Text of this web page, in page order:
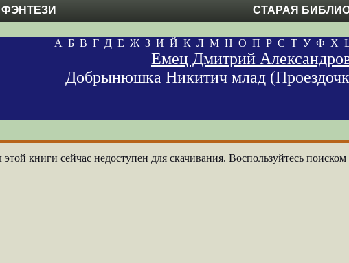
СТАРАЯ
А Б В Г Д Е Ж З И Й К Л М Н О П Р С Т У Ф Х
Емец Дмитрий
Добрынюшка Никитич млад
книги сейчас недоступен для скачивания. Воспользуйтесь